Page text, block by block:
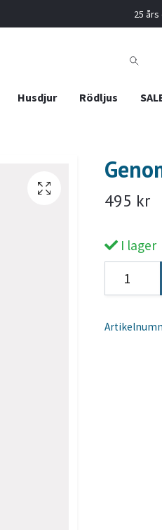
25
Husdjur Rödljus
495 kr
I lager